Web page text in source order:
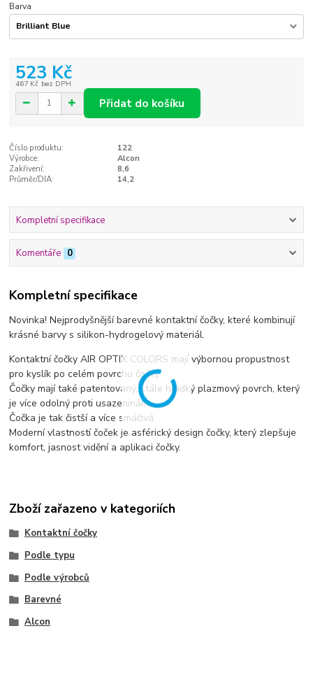
Barva
523 Kč
467 Kč bez DPH
Přidat do košíku
Číslo produktu:
122
Výrobce:
Alcon
Zakřivení:
8,6
Průměr/DIA:
14,2
Kompletní specifikace
Komentáře 0
Kompletní specifikace
Novinka! Nejprodyšnější barevné kontaktní čočky, které kombinují
krásné barvy s silikon-hydrogelový materiál.
Kontaktní čočky AIR OPTIX COLORS mají výbornou propustnost
pro kyslík po celém povrchu čočky.
Čočky mají také patentovaný, stále hladký plazmový povrch, který
je více odolný proti usazeninám.
Čočka je tak čistší a více smáčivá.
Moderní vlastností čoček je asférický design čočky, který zlepšuje
komfort, jasnost vidění a aplikaci čočky.
Zboží zařazeno v kategoriích
Kontaktní čočky
Podle typu
Podle výrobců
Barevné
Alcon